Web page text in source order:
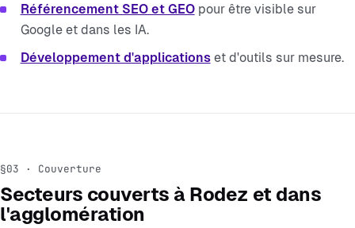
Référencement SEO et GEOpour être visible sur
Google et dans les IA.
Développement d'applicationset d'outils sur mesure.
§03 · Couverture
Secteurs couverts à Rodez et dans
l'agglomération